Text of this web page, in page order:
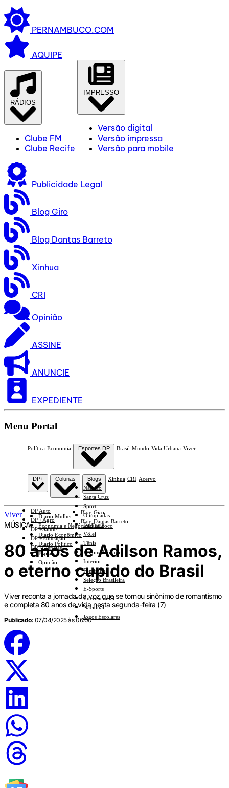
PERNAMBUCO.COM
AQUIPE
RÁDIOS
Clube FM
Clube Recife
IMPRESSO
Versão digital
Versão impressa
Versão para mobile
Publicidade Legal
Blog Giro
Blog Dantas Barreto
Xinhua
CRI
Opinião
ASSINE
ANUNCIE
EXPEDIENTE
Menu Portal
Política Economia Esportes DP
Náutico
Santa Cruz
Sport
Olimpíadas
Basquete
Vôlei
Tênis
Automobilismo
Interior
Feminino
Seleção Brasileira
E-Sports
Internacional
Nacional
Jogos Escolares
Brasil Mundo Vida Urbana Viver
DP+
DP Auto
DP +Agro
DP +Saúde
DP +Educação
DP +Ciências
Colunas
Diario Mulher
Economia e Negócios Em Foco
Diario Econômico
Diario Político
Esplanada
Opinião
Blogs
Blog Giro
Blog Dantas Barreto
Xinhua CRI Acervo
Viver
MÚSICA
80 anos de Adilson Ramos,
o eterno cupido do Brasil
Viver reconta a jornada da voz que se tornou sinônimo de romantismo
e completa 80 anos de vida nesta segunda-feira (7)
Publicado: 07/04/2025 às 06:00